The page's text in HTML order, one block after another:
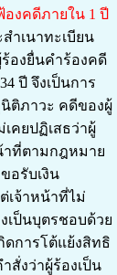
งคดีภายใน 1 ปี
ำเนาทะเบียน
ร้องยื่นคำร้องคดี
ปี จึงเป็นการ
ติภาวะ คดีของผู้
คยปฏิเสธว่าผู้
าที่ตามกฎหมาย
อรับเงิน
เจ้าหน้าที่ไม่
เป็นบุตรชอบด้วย
ดการโต้แย้งสิทธิ
สั่งว่าผู้ร้องเป็น